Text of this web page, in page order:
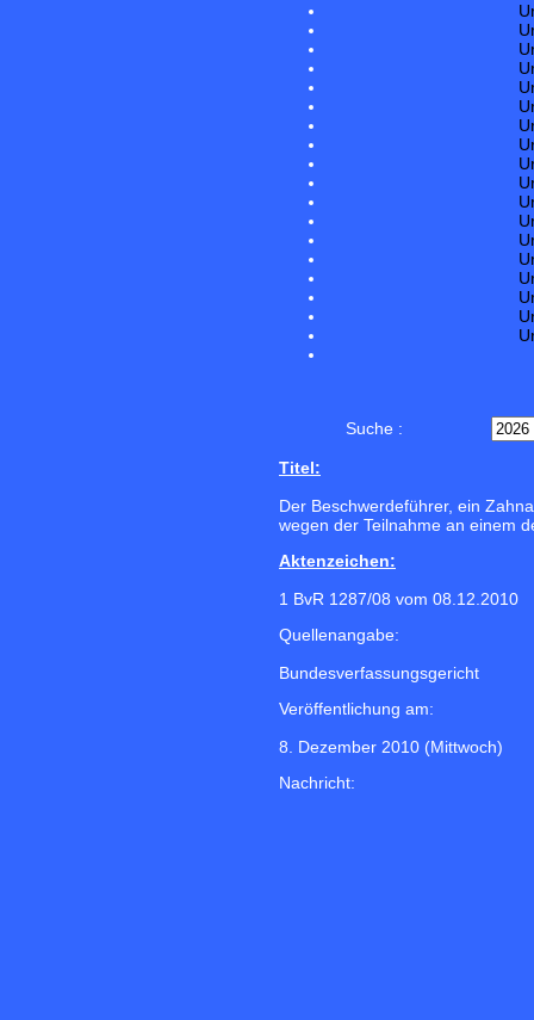
Suche :
Titel:
Der Beschwerdeführer, ein
wegen der Teilnahme an einem
Aktenzeichen:
1 BvR 1287/08 vom 08.12.2010
Quellenangabe:
Bundesverfassungsgericht
Veröffentlichung am:
8. Dezember 2010 (Mittwoch)
Nachricht: